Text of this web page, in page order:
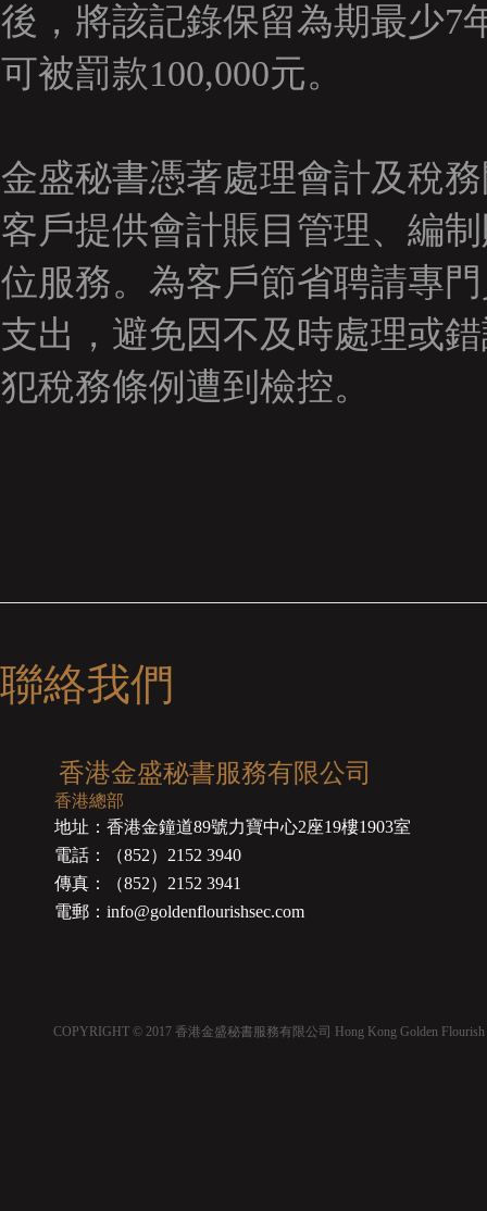
後，將該記錄保留為期最少7
可被罰款100,000元。
金盛秘書憑著處理會計及稅
客戶提供會計賬目管理、編
位服務。為客戶節省聘請專
支出，避免因不及時處理或
犯稅務條例遭到檢控。
聯絡我們
香港金盛秘書服務有限公司
香港總部
地址：香港金鐘道89號力寶中心2座19樓1903室
電話：（852）2152 3940
傳真：（852）2152 3941
電郵：info@goldenflourishsec.com
COPYRIGHT © 2017 香港金盛秘書服務有限公司 Hong Kong Golden Flourish